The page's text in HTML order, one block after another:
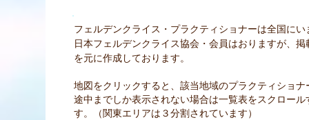
フェルデンクライス・プラクティショナーは全国に
日本フェルデンクライス協会・会員はおりますが、
を元に作成しております。
地図をクリックすると、該当地域のプラクティショ
途中までしか表示されない場合は一覧表をスクロー
す。（関東エリアは３分割されています）